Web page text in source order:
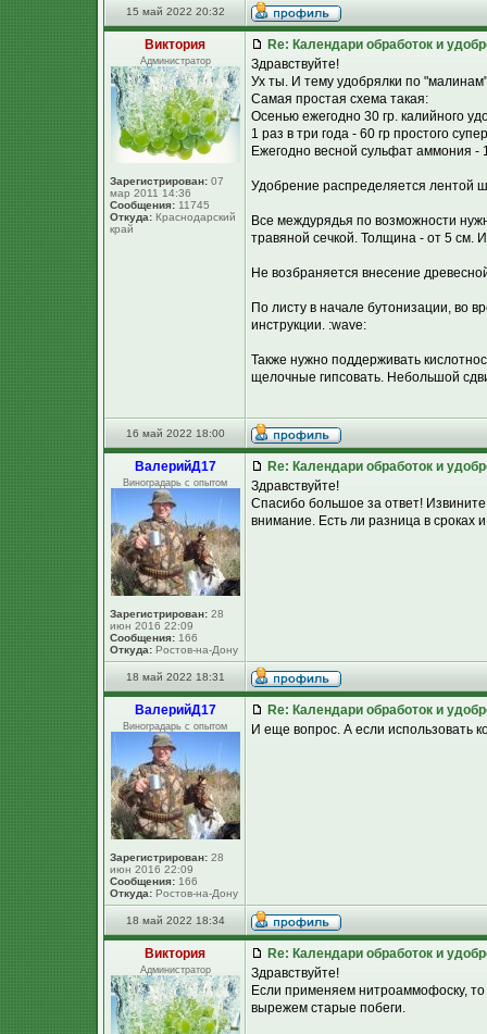
15 май 2022 20:32
Виктория
Администратор
Зарегистрирован: 07
мар 2011 14:36
Сообщения: 11745
Откуда: Краснодарский
край
Re: Календари обработок и
Здравствуйте!
Ух ты. И тему удобрялки по
Самая простая схема такая:
Осенью ежегодно 30 гр. калийного
1 раз в три года - 60 гр простого
Ежегодно весной сульфат аммония -
Удобрение распределяется лентой
Все междурядья по возможности
травяной сечкой. Толщина - от 5 см.
Не возбраняется внесение
По листу в начале бутонизации, во
инструкции. :wave:
Также нужно поддерживать
щелочные гипсовать. Небольшой
16 май 2022 18:00
ВалерийД17
Виноградарь с опытом
Зарегистрирован: 28
июн 2016 22:09
Сообщения: 166
Откуда: Ростов-на-Дону
Re: Календари обработок и
Здравствуйте!
Спасибо большое за ответ!
внимание. Есть ли разница в
18 май 2022 18:31
ВалерийД17
Виноградарь с опытом
Зарегистрирован: 28
июн 2016 22:09
Сообщения: 166
Откуда: Ростов-на-Дону
Re: Календари обработок и
И еще вопрос. А если использовать
18 май 2022 18:34
Виктория
Администратор
Re: Календари обработок и
Здравствуйте!
Если применяем нитроаммофоску, то
вырежем старые побеги.